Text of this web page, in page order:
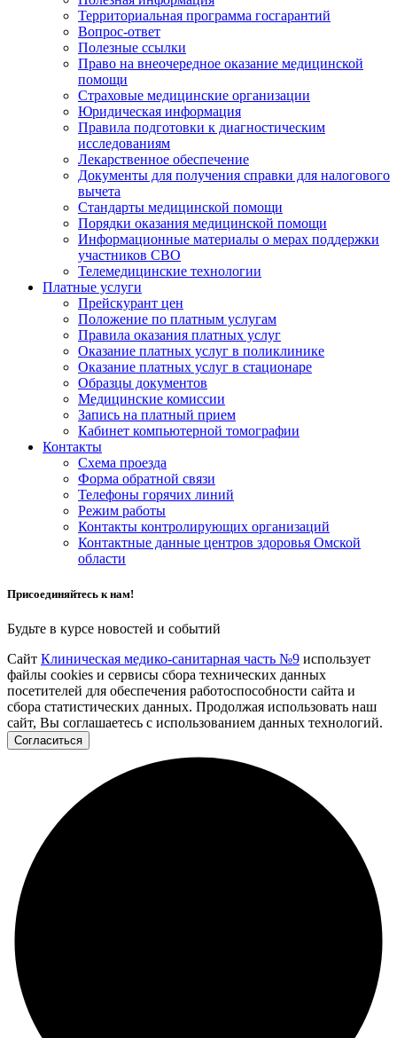
Территориальная программа госгарантий
Вопрос-ответ
Полезные ссылки
Право на внеочередное оказание медицинской
помощи
Страховые медицинские организации
Юридическая информация
Правила подготовки к диагностическим
исследованиям
Лекарственное обеспечение
Документы для получения справки для налогового
вычета
Стандарты медицинской помощи
Порядки оказания медицинской помощи
Информационные материалы о мерах поддержки
участников СВО
Телемедицинские технологии
Платные услуги
Прейскурант цен
Положение по платным услугам
Правила оказания платных услуг
Оказание платных услуг в поликлинике
Оказание платных услуг в стационаре
Образцы документов
Медицинские комиссии
Запись на платный прием
Кабинет компьютерной томографии
Контакты
Схема проезда
Форма обратной связи
Телефоны горячих линий
Режим работы
Контакты контролирующих организаций
Контактные данные центров здоровья Омской
области
Присоединяйтесь к нам!
Будьте в курсе новостей и событий
Сайт Клиническая медико-санитарная часть №9 использует
файлы cookies и сервисы сбора технических данных
посетителей для обеспечения работоспособности сайта и
сбора статистических данных. Продолжая использовать наш
сайт, Вы соглашаетесь с использованием данных технологий.
Согласиться